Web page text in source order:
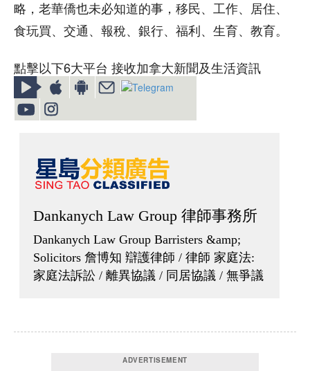
略，老華僑也未必知道的事，移民、工作、居住、
食玩買、交通、報稅、銀行、福利、生育、教育。
點擊以下6大平台 接收加拿大新聞及生活資訊